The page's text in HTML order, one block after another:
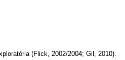
(Flick, 2002/2004; Gil, 2010).